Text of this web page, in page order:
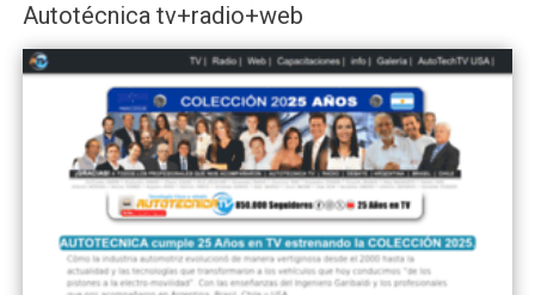
Autotécnica tv+radio+web